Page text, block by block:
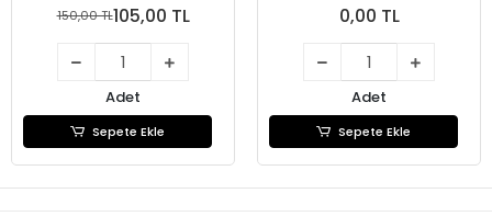
150,00 TL105,00 TL
Adet
Sepete Ekle
0,00 TL
Adet
Sepete Ekle